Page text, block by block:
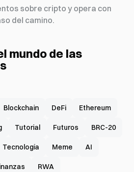
sobre cripto y opera con
del camino.
mundo de las
Blockchain DeFi Ethereum
Tutorial Futuros BRC-20
Tecnología Meme AI
RWA